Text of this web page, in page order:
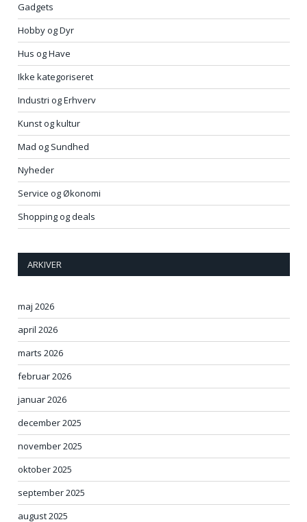
Gadgets
Hobby og Dyr
Hus og Have
Ikke kategoriseret
Industri og Erhverv
Kunst og kultur
Mad og Sundhed
Nyheder
Service og Økonomi
Shopping og deals
ARKIVER
maj 2026
april 2026
marts 2026
februar 2026
januar 2026
december 2025
november 2025
oktober 2025
september 2025
august 2025